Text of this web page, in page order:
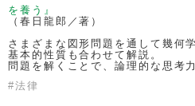
を養う』
（春日龍郎／著）
さまざまな図形問題を通して幾何
基本的性質も合わせて解説。
問題を解くことで、論理的な思考
#法律